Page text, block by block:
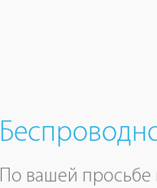
По вашей